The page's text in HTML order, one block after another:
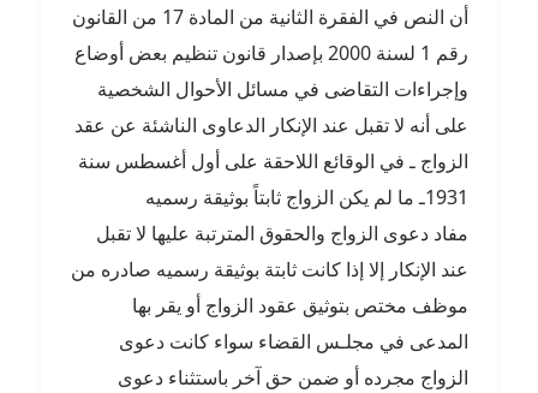
أن النص في الفقرة الثانية من المادة 17 من القانون
رقم 1 لسنة 2000 بإصدار قانون تنظيم بعض أوضاع
وإجراءات التقاضى في مسائل الأحوال الشخصية
على أنه لا تقبل عند الإنكار الدعاوى الناشئة عن عقد
الزواج ـ في الوقائع اللاحقة على أول أغسطس سنة
1931ـ ما لم يكن الزواج ثابتاً بوثيقة رسميه
مفاد دعوى الزواج والحقوق المترتبة عليها لا تقبل
عند الإنكار إلا إذا كانت ثابتة بوثيقة رسميه صادره من
موظف مختص بتوثيق عقود الزواج أو يقر بها
المدعى في مجلـس القضاء سواء كانت دعوى
الزواج مجرده أو ضمن حق آخر باستثناء دعوى